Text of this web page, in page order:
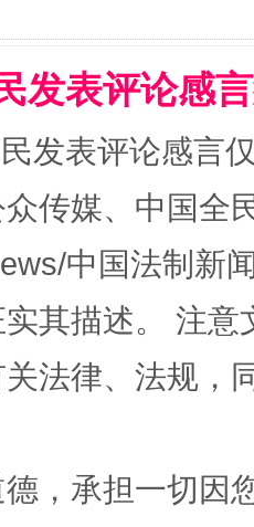
发表评论感
发表评论感言
传媒、中国全
中国法制新
其描述。 注
法律、法规，
，承担一切因